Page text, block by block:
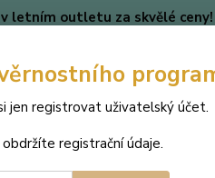
letním outletu za skvělé ceny!
Hledat
(Po-
jen registrovat uživatelský účet.
registrační údaje.